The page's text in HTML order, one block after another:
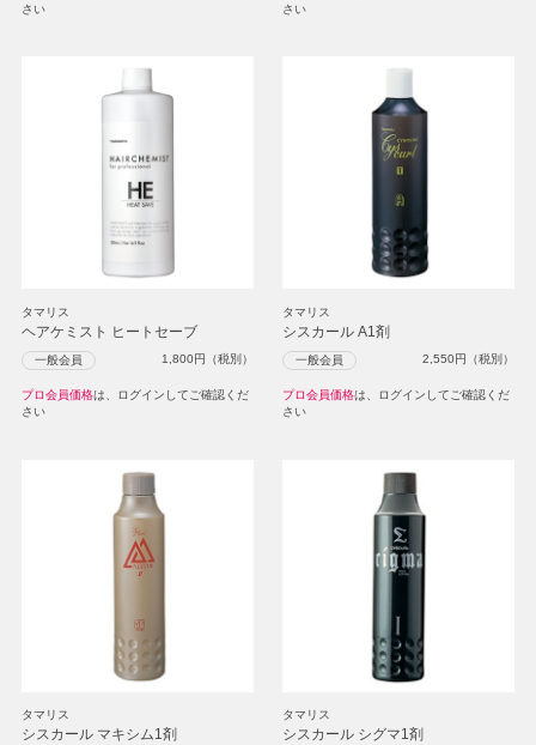
さい
さい
タマリス
ヘアケミスト ヒートセーブ
一般会員 1,800円（税別）
プロ会員価格は、ログインしてご確認くだ
さい
タマリス
シスカール A1剤
一般会員 2,550円（税別）
プロ会員価格は、ログインしてご確認くだ
さい
タマリス
シスカール マキシム1剤
タマリス
シスカール シグマ1剤